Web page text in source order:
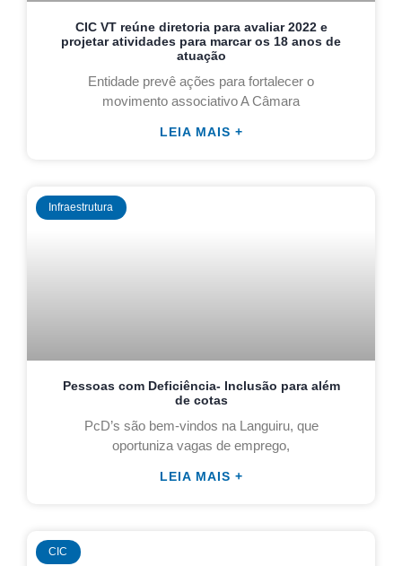
CIC VT reúne diretoria para avaliar 2022 e
projetar atividades para marcar os 18 anos de
atuação
Entidade prevê ações para fortalecer o
movimento associativo A Câmara
LEIA MAIS +
Infraestrutura
Pessoas com Deficiência- Inclusão para além
de cotas
PcD’s são bem-vindos na Languiru, que
oportuniza vagas de emprego,
LEIA MAIS +
CIC